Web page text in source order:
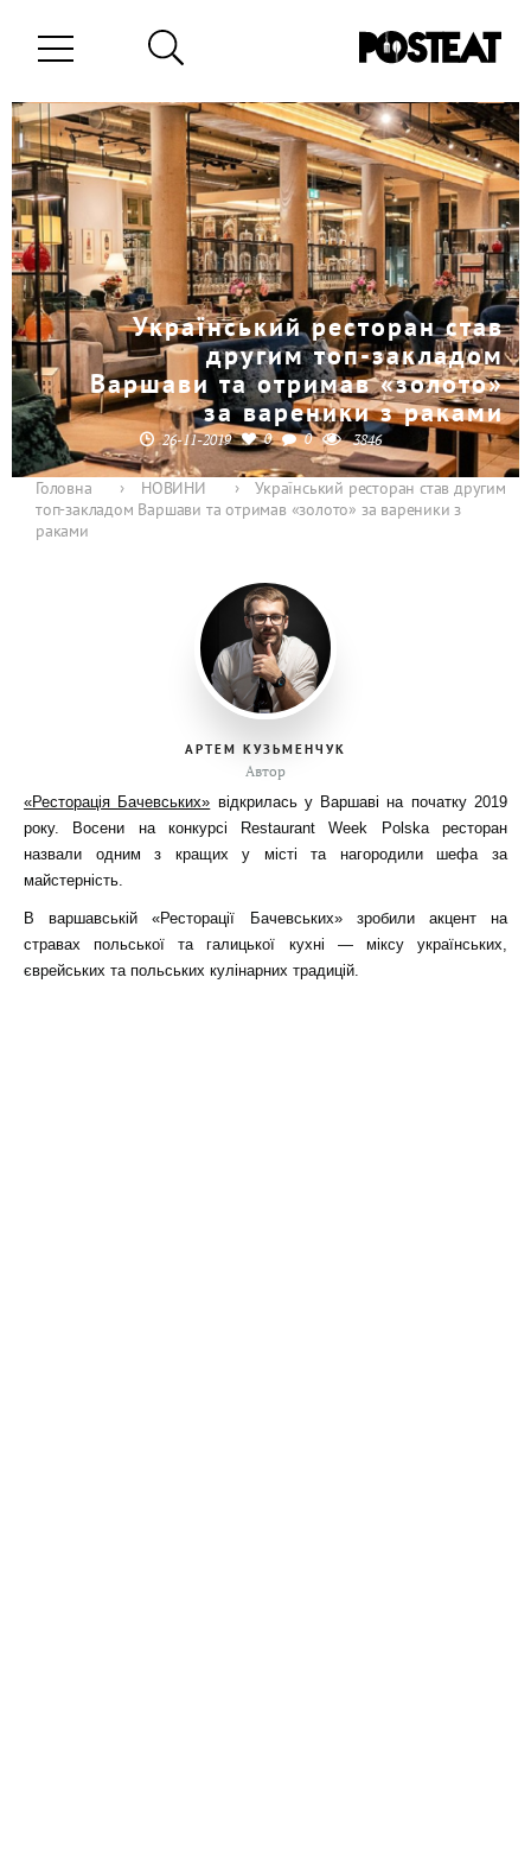
Український ресторан став
другим топ-закладом
Варшави та отримав «золото»
за вареники з раками
26-11-2019 0 0 3846
Головна › НОВИНИ ›
Український ресторан став другим
топ-закладом Варшави та отримав «золото» за вареники з
раками
АРТЕМ КУЗЬМЕНЧУК
Автор
«Ресторація Бачевських» відкрилась у Варшаві на початку 2019
року. Восени на конкурсі Restaurant Week Polska ресторан
назвали одним з кращих у місті та нагородили шефа за
майстерність.
В варшавській «Ресторації Бачевських» зробили акцент на
стравах польської та галицької кухні — міксу українських,
єврейських та польських кулінарних традицій.